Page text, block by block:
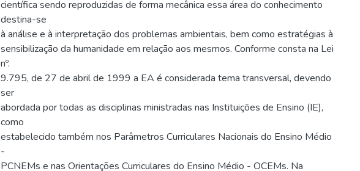
científica sendo reproduzidas de forma mecânica essa área do conhecimento
destina-se
à análise e à interpretação dos problemas ambientais, bem como estratégias à
sensibilização da humanidade em relação aos mesmos. Conforme consta na Lei
nº.
9.795, de 27 de abril de 1999 a EA é considerada tema transversal, devendo
ser
abordada por todas as disciplinas ministradas nas Instituições de Ensino (IE),
como
estabelecido também nos Parâmetros Curriculares Nacionais do Ensino Médio
-
PCNEMs e nas Orientações Curriculares do Ensino Médio - OCEMs. Na